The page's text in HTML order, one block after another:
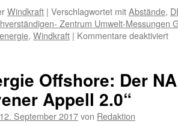
Windkraft | Verschlagwortet mitAbstände,
Zentrum Umwelt-Messungen
, Windkraft | Kommentare deaktiviertfür
Offshore: Der
Appell 2.0“
12. September 2017von Redaktion